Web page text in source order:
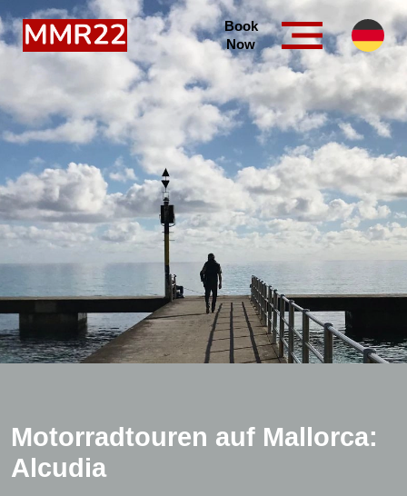
Book
Now
Motorradtouren auf Mallorca:
Alcudia